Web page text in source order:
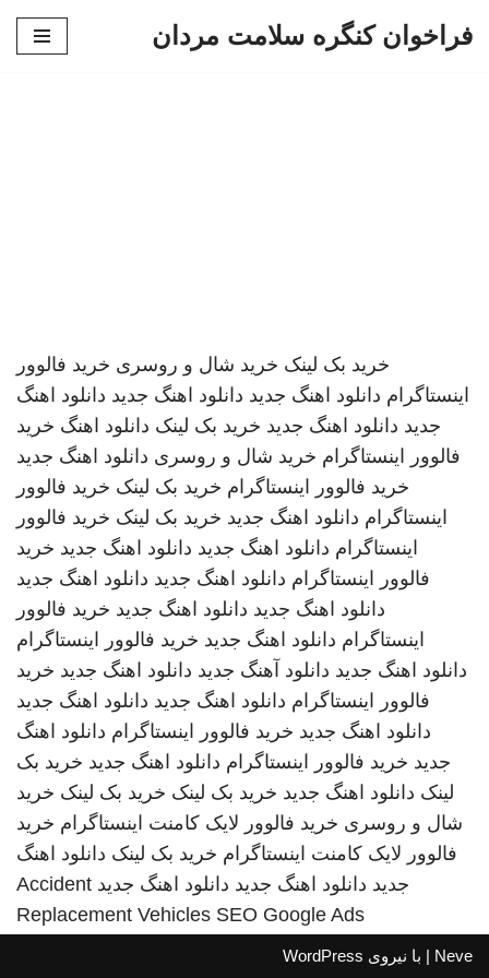
فراخوان کنگره سلامت مردان
خرید بک لینک خرید شال و روسری خرید فالوور
اینستاگرام دانلود اهنگ جدید دانلود اهنگ جدید دانلود اهنگ
جدید دانلود اهنگ جدید خرید بک لینک دانلود اهنگ خرید
فالوور اینستاگرام خرید شال و روسری دانلود اهنگ جدید
خرید فالوور اینستاگرام خرید بک لینک خرید فالوور
اینستاگرام دانلود اهنگ جدید خرید بک لینک خرید فالوور
اینستاگرام دانلود اهنگ جدید دانلود اهنگ جدید خرید
فالوور اینستاگرام دانلود اهنگ جدید دانلود اهنگ جدید
دانلود اهنگ جدید دانلود اهنگ جدید خرید فالوور
اینستاگرام دانلود اهنگ جدید خرید فالوور اینستاگرام
دانلود اهنگ جدید دانلود آهنگ جدید دانلود اهنگ جدید خرید
فالوور اینستاگرام دانلود اهنگ جدید دانلود اهنگ جدید
دانلود اهنگ جدید خرید فالوور اینستاگرام دانلود اهنگ
جدید خرید فالوور اینستاگرام دانلود اهنگ جدید خرید بک
لینک دانلود اهنگ جدید خرید بک لینک خرید بک لینک خرید
شال و روسری خرید فالوور لایک کامنت اینستاگرام خرید
فالوور لایک کامنت اینستاگرام خرید بک لینک دانلود اهنگ
جدید دانلود اهنگ جدید دانلود اهنگ جدید Accident
Replacement Vehicles SEO Google Ads
Neve | با نیروی WordPress